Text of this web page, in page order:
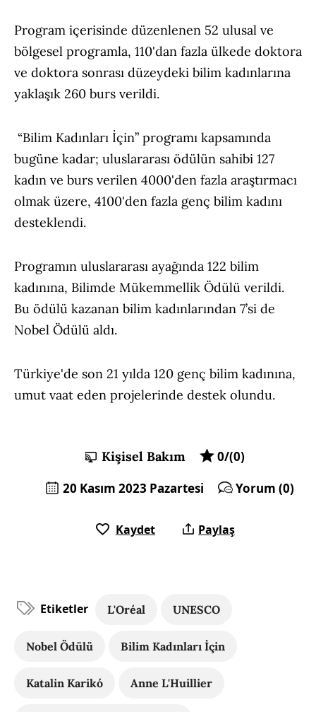
Program içerisinde düzenlenen 52 ulusal ve
bölgesel programla, 110'dan fazla ülkede doktora
ve doktora sonrası düzeydeki bilim kadınlarına
yaklaşık 260 burs verildi.
“Bilim Kadınları İçin” programı kapsamında
bugüne kadar; uluslararası ödülün sahibi 127
kadın ve burs verilen 4000'den fazla araştırmacı
olmak üzere, 4100'den fazla genç bilim kadını
desteklendi.
Programın uluslararası ayağında 122 bilim
kadınına, Bilimde Mükemmellik Ödülü verildi.
Bu ödülü kazanan bilim kadınlarından 7’si de
Nobel Ödülü aldı.
Türkiye'de son 21 yılda 120 genç bilim kadınına,
umut vaat eden projelerinde destek olundu.
Kişisel Bakım
0/(0)
20 Kasım 2023 Pazartesi
Yorum (0)
Kaydet Paylaş
Etiketler L'Oréal UNESCO
Nobel Ödülü Bilim Kadınları İçin
Katalin Karikó Anne L'Huillier